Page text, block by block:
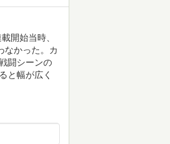
開始当時、
なかった。カ
闘シーンの
と幅が広く